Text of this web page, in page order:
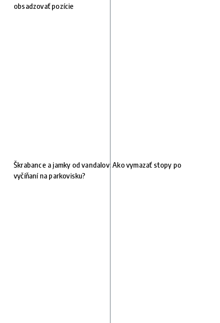
obsadzovať pozície
Škrabance a jamky od vandalov: Ako vymazať stopy po
vyčíňaní na parkovisku?